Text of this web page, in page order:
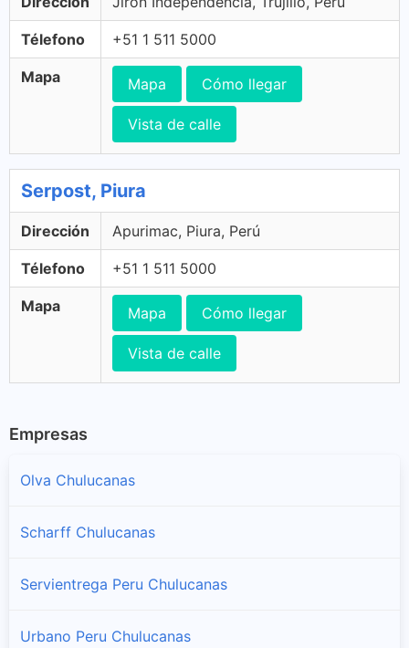
Télefono +51 1 511 5000
Mapa Mapa Cómo llegar
Vista de calle
Serpost, Piura
Dirección Apurimac, Piura, Perú
Télefono +51 1 511 5000
Mapa Mapa Cómo llegar
Vista de calle
Empresas
Olva Chulucanas
Scharff Chulucanas
Servientrega Peru Chulucanas
Urbano Peru Chulucanas